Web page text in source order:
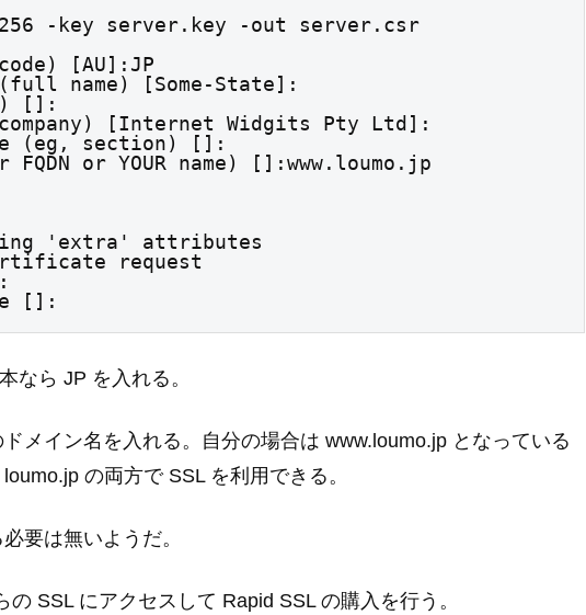
-key server.key -out server.csr
[AU]:JP
name) [Some-State]:
[]:
[Internet Widgits Pty Ltd]:
(eg, section) []:
FQDN or YOUR name) []:www.loumo.jp
'extra' attributes
request
[]:
なら JP を入れる。
メイン名を入れる。自分の場合は www.loumo.jp となっている
の両方で SSL を利用できる。
要は無いようだ。
SSL にアクセスして Rapid SSL の購入を行う。